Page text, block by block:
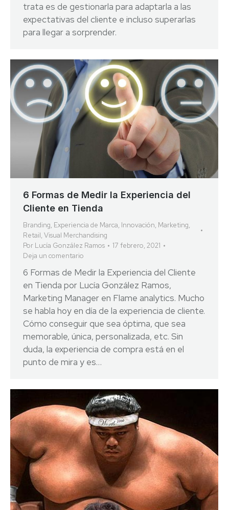
trata es de gestionarla para adaptarla a las
expectativas del cliente e incluso superarlas
para llegar a sorprender.
6 Formas de Medir la Experiencia del
Cliente en Tienda
Branding, Experiencia de Marca, Innovación, Marketing,
Retail, Visual Merchandising
Por Lucía González Ramos
17 febrero, 2021
Deja un comentario
6 Formas de Medir la Experiencia del Cliente
en Tienda por Lucía González Ramos,
Marketing Manager en Flame analytics. Mucho
se habla hoy en día de la experiencia de cliente.
Cómo conseguir que sea óptima, que sea
memorable, única, personalizada, etc. Sin
duda, la experiencia de compra está en el
punto de mira y es…